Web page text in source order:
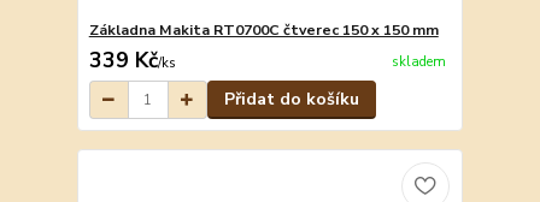
Základna Makita RT0700C čtverec 150 x 150 mm
339 Kč/ks skladem
Přidat do košíku